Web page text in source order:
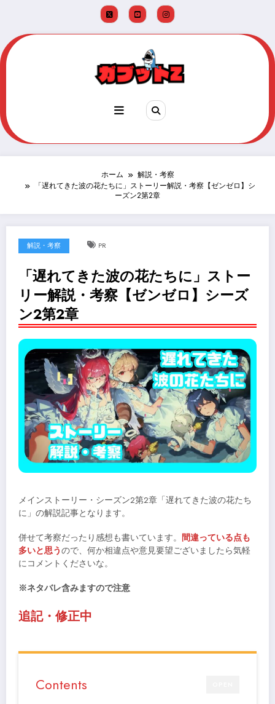
ツ
へ
ホーム
解説・考察
「遅れてきた波の花たちに」ストーリー解説・考察【ゼンゼロ】シ
ーズン2第2章
解説・考察 PR
「遅れてきた波の花たちに」ストー
リー解説・考察【ゼンゼロ】シーズ
ン2第2章
メインストーリー・シーズン2第2章「遅れてきた波の花たち
に」の解説記事となります。
併せて考察だったり感想も書いています。 間違っている点も
多いと思うので、何か相違点や意見要望ございましたら気軽
にコメントくださいな。
※ネタバレ含みますので注意
追記・修正中
Contents